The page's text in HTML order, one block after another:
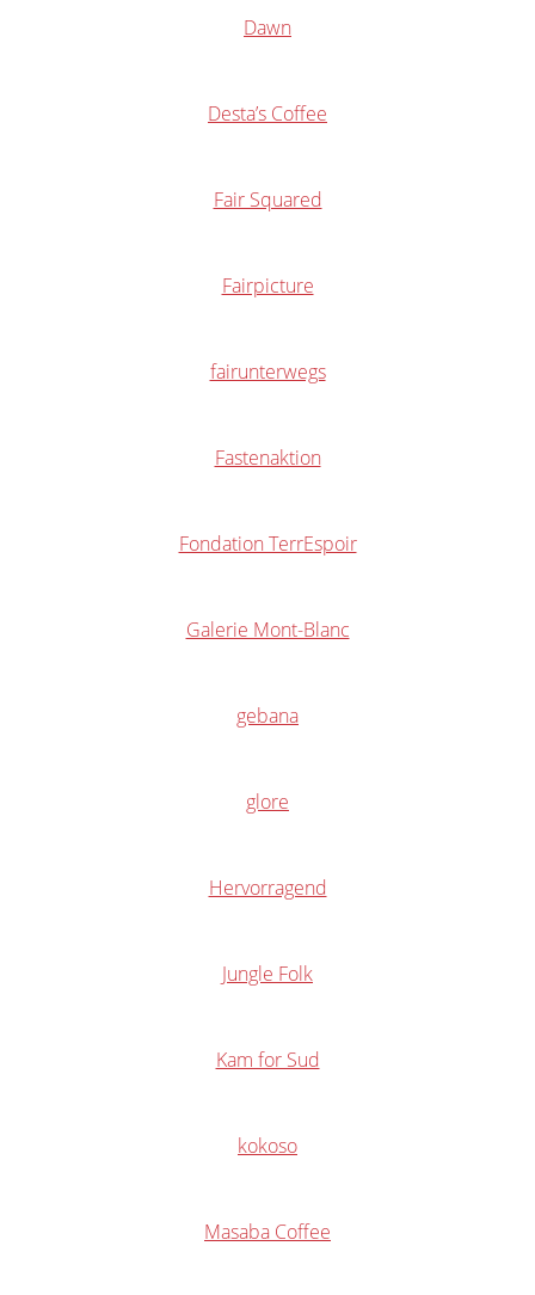
Dawn
Desta’s Coffee
Fair Squared
Fairpicture
fairunterwegs
Fastenaktion
Fondation TerrEspoir
Galerie Mont-Blanc
gebana
glore
Hervorragend
Jungle Folk
Kam for Sud
kokoso
Masaba Coffee